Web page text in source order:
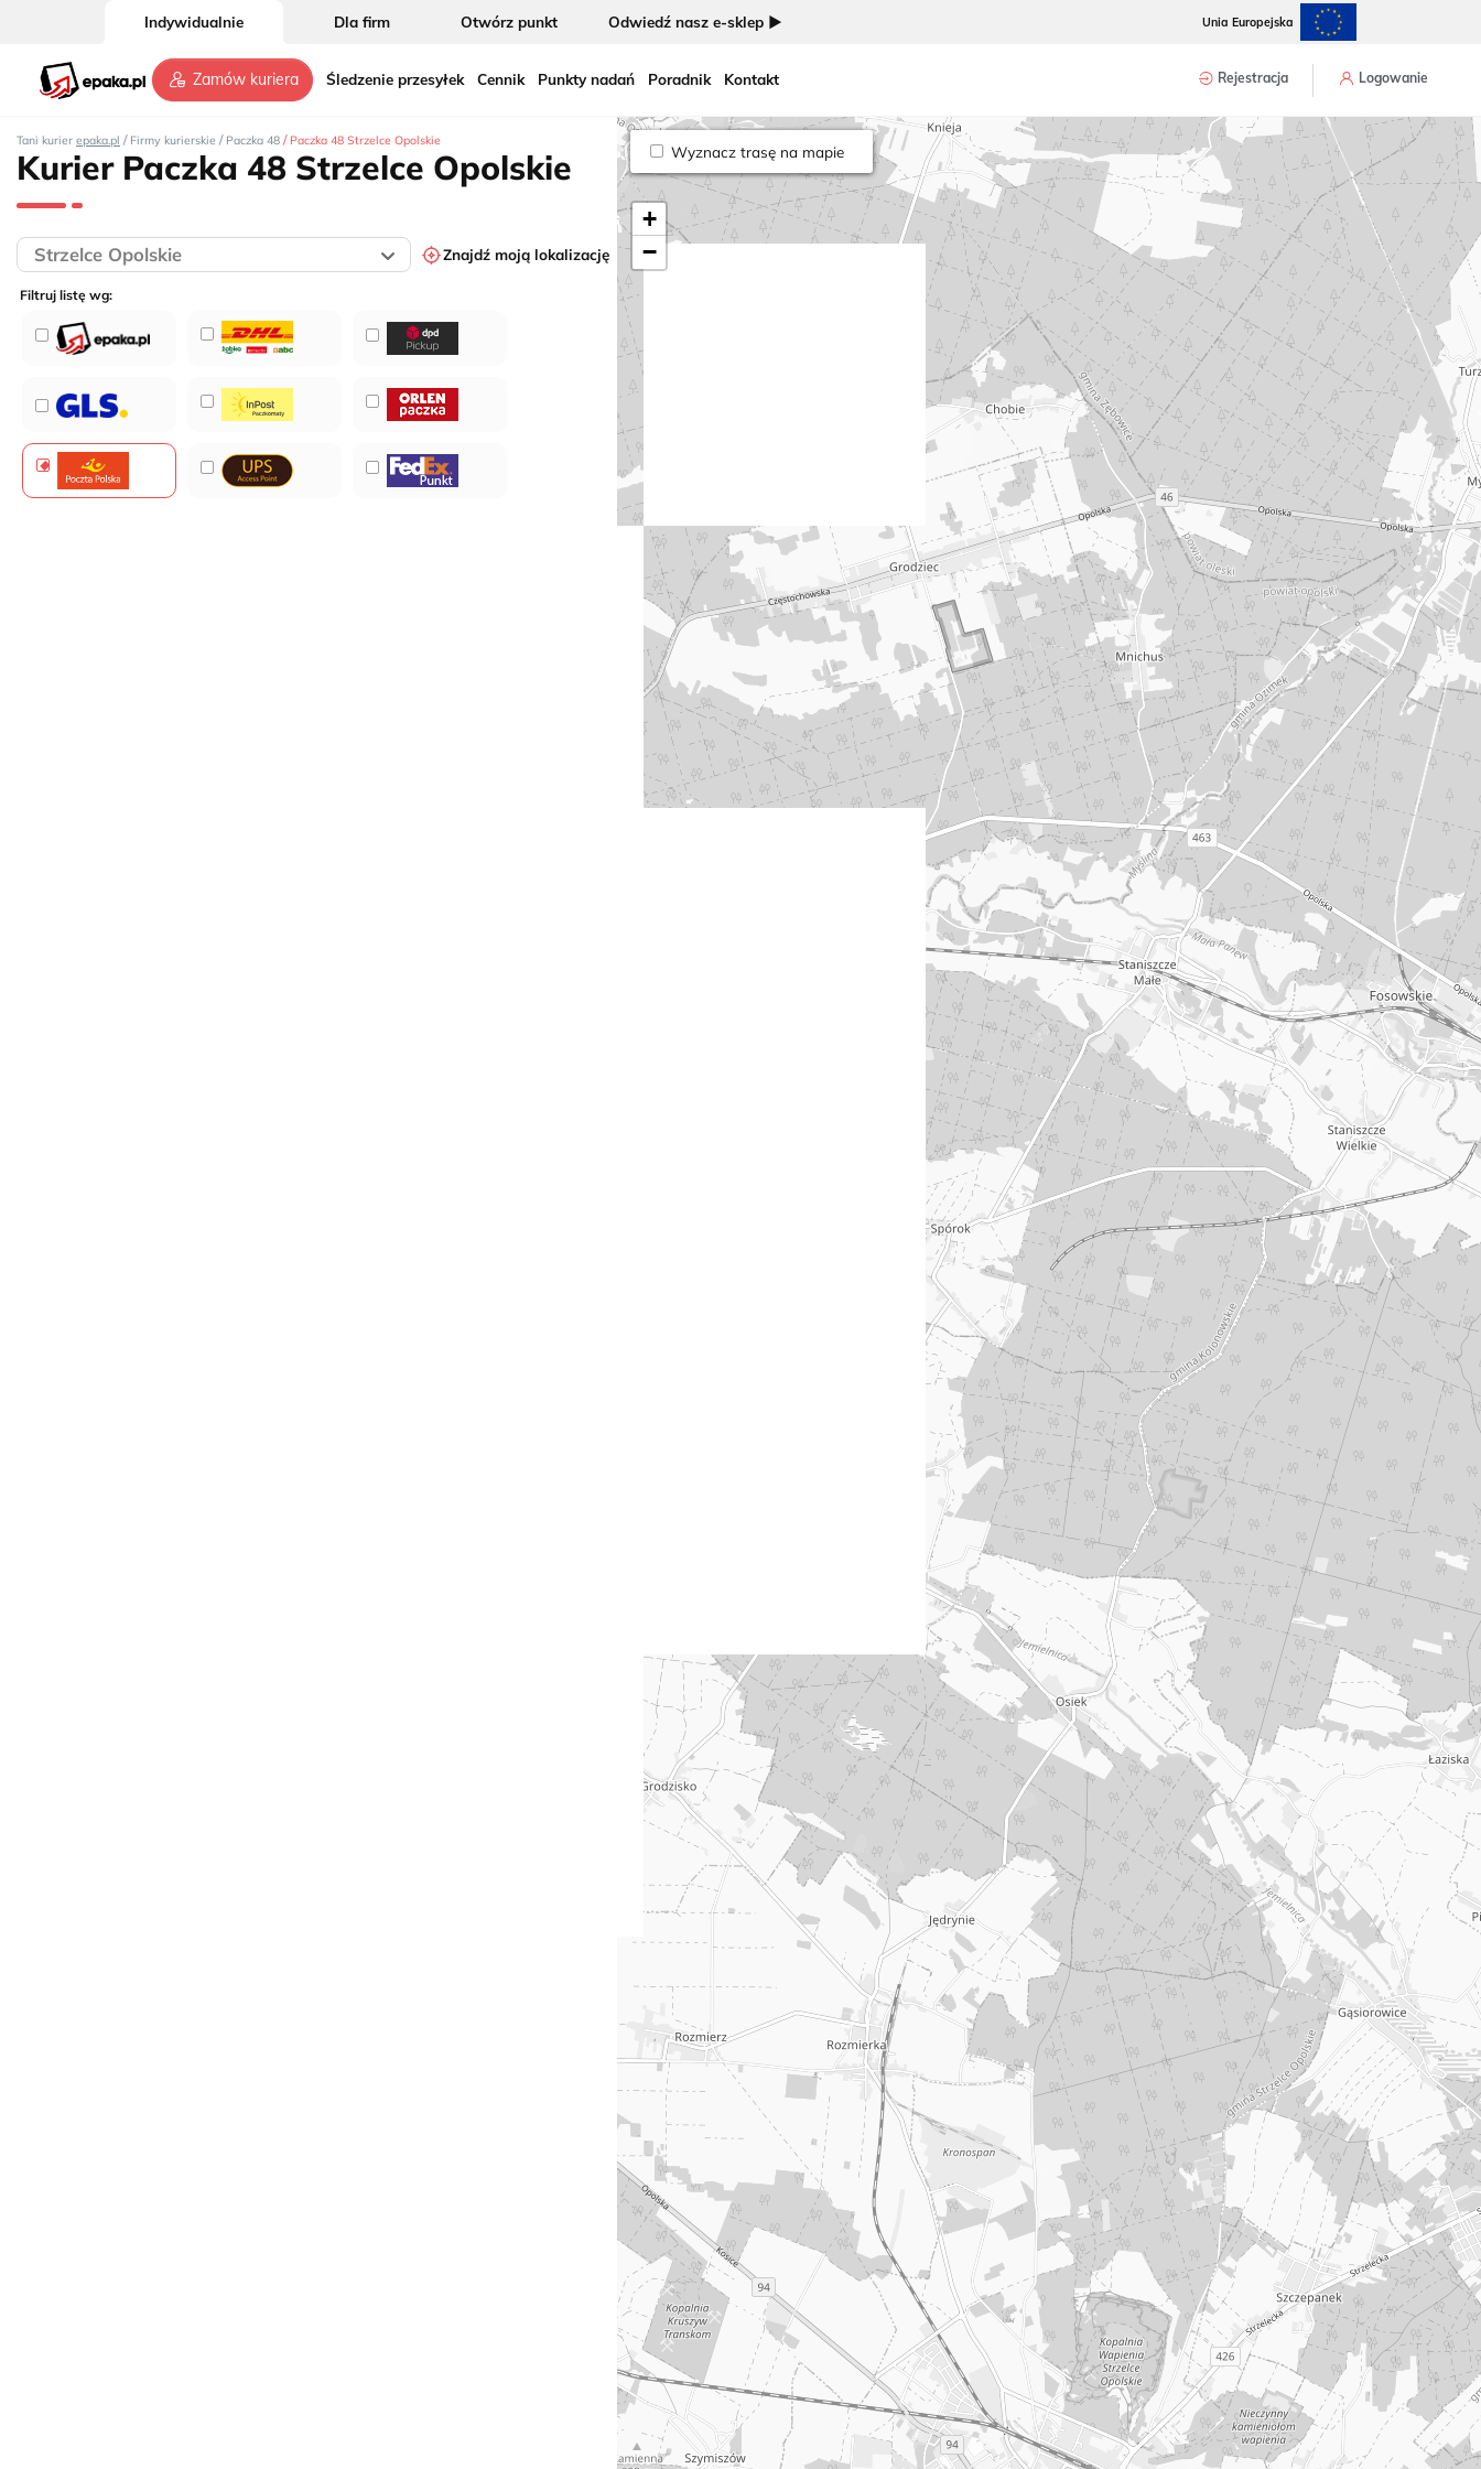
Indywidualnie Dla firm Otwórz punkt Odwiedź nasz e-sklep ► Unia Europejska
Zamów kuriera Śledzenie przesyłek Cennik Punkty nadań Poradnik Kontakt Rejestracja Logowanie
Tani kurier epaka.pl / Firmy kurierskie / Paczka 48 / Paczka 48 Strzelce Opolskie
Kurier Paczka 48 Strzelce Opolskie
Znajdź moją lokalizację
Filtruj listę wg:
Wyznacz trasę na mapie
+
−